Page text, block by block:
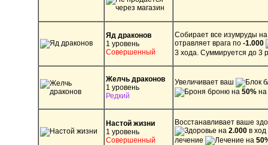
Яд драконов
1 уровень
Совершенный
Собирает все изумруды
отравляет врага по -1.000
3 хода. Суммируется до 3
Желчь драконов
1 уровень
Редкий
Увеличивает ваш
броню на 50% на
Настой жизни
1 уровень
Совершенный
Восстанавливает ваше
на 2.000 в ход
лечение
на